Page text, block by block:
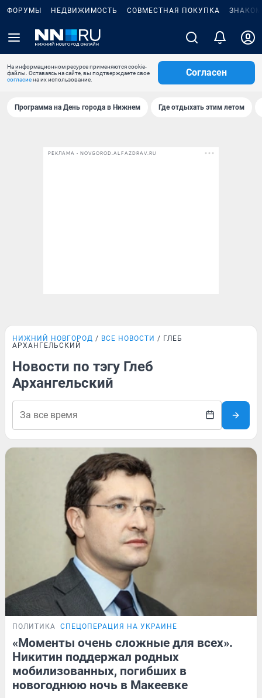
ФОРУМЫ НЕДВИЖИМОСТЬ СОВМЕСТНАЯ ПОКУПКА
На информационном ресурсе применяются cookie-
файлы. Оставаясь на сайте, вы подтверждаете свое
согласиена их использование.
Согласен
Программа на День города в Нижнем Где отдыхать этим летом
РЕКЛАМА • NOVGOROD.ALFAZDRAV.RU
НИЖНИЙ НОВГОРОД ВСЕ НОВОСТИ
ГЛЕБ
АРХАНГЕЛЬСКИЙ
Новости по тэгу Глеб
Архангельский
ПОЛИТИКА СПЕЦОПЕРАЦИЯ НА УКРАИНЕ
«Моменты очень сложные для всех».
Никитин поддержал родных
мобилизованных, погибших в
новогоднюю ночь в Макеевке